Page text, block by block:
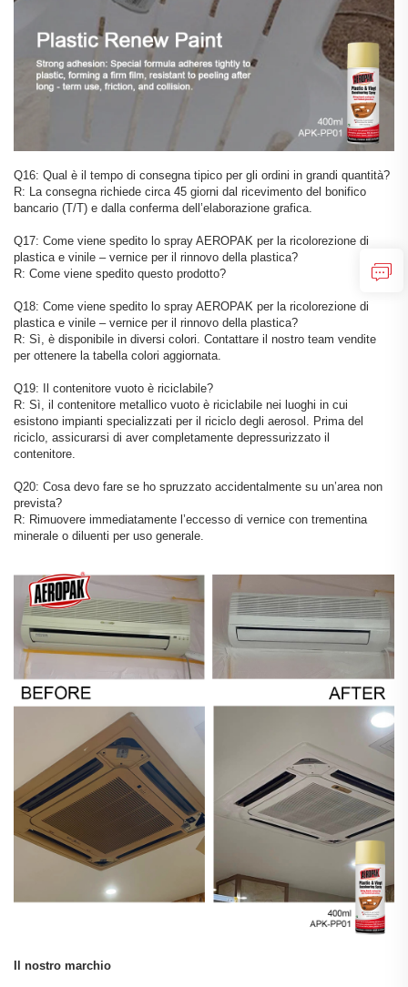
Q16: Qual è il tempo di consegna tipico per gli ordini in grandi quantità?
R: La consegna richiede circa 45 giorni dal ricevimento del bonifico
bancario (T/T) e dalla conferma dell’elaborazione grafica.
Q17: Come viene spedito lo spray AEROPAK per la ricolorezione di
plastica e vinile – vernice per il rinnovo della plastica?
R: Come viene spedito questo prodotto?
Q18: Come viene spedito lo spray AEROPAK per la ricolorezione di
plastica e vinile – vernice per il rinnovo della plastica?
R: Sì, è disponibile in diversi colori. Contattare il nostro team vendite
per ottenere la tabella colori aggiornata.
Q19: Il contenitore vuoto è riciclabile?
R: Sì, il contenitore metallico vuoto è riciclabile nei luoghi in cui
esistono impianti specializzati per il riciclo degli aerosol. Prima del
riciclo, assicurarsi di aver completamente depressurizzato il
contenitore.
Q20: Cosa devo fare se ho spruzzato accidentalmente su un’area non
prevista?
R: Rimuovere immediatamente l’eccesso di vernice con trementina
minerale o diluenti per uso generale.
Il nostro marchio